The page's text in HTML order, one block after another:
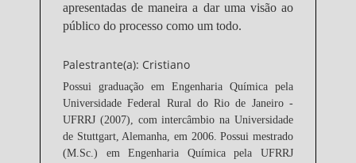
apresentadas de maneira a dar uma visão ao
público do processo como um todo.
Palestrante(a): Cristiano
Possui graduação em Engenharia Química pela
Universidade Federal Rural do Rio de Janeiro -
UFRRJ (2007), com intercâmbio na Universidade
de Stuttgart, Alemanha, em 2006. Possui mestrado
(M.Sc.) em Engenharia Química pela UFRRJ